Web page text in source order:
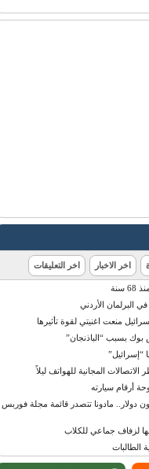
اخر الاخبار اخر التعليقات
البرلمان الأردني
منعت اغنيتي لقوة تأثيرها
بسبب “الباذنجان”
المجانية للهواتف ليلاً
بحوالي 125 مليون دولار.. مادونا تتصدر قائمة مجلة فوربس
لزفاف جماعي للكلاب